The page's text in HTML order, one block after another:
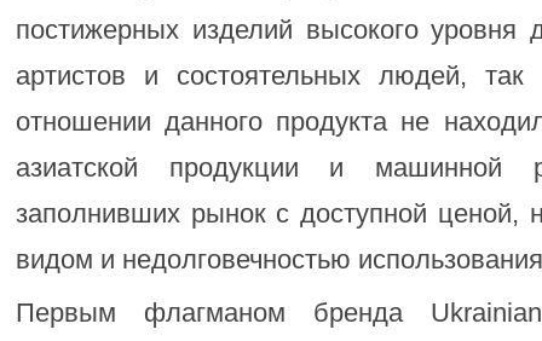
постижерных изделий высокого уровня
артистов и состоятельных людей,
отношении данного продукта не
азиатской продукции и машинной
заполнивших рынок с доступной ценой,
видом и недолговечностью
Первым флагманом бренда